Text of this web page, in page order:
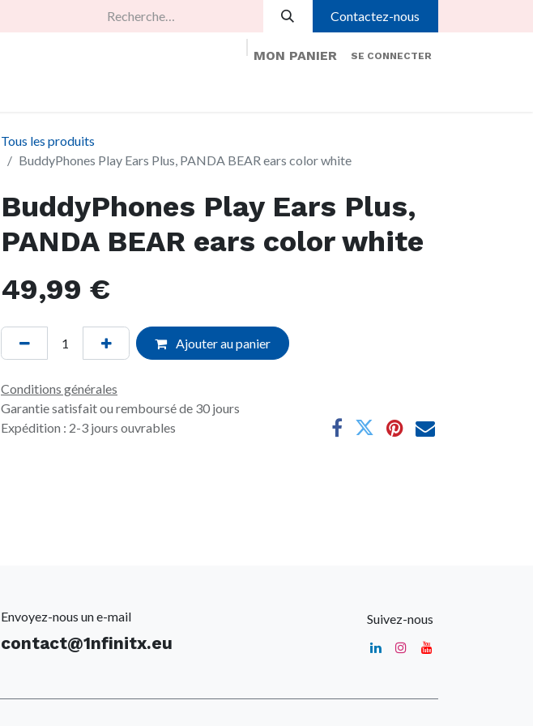
Contactez-nous
MON PANIER SE CONNECTER
Tous les produits
BuddyPhones Play Ears Plus, PANDA BEAR ears color white
BuddyPhones Play Ears Plus,
PANDA BEAR ears color white
49,99 €
Ajouter au panier
Conditions générales
Garantie satisfait ou remboursé de 30 jours
Expédition : 2-3 jours ouvrables
Envoyez-nous un e-mail
contact@1nfinitx.eu
Suivez-nous